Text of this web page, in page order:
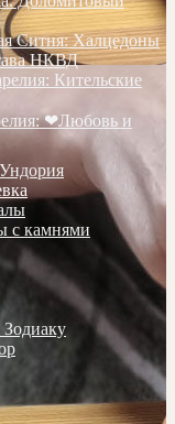
Ситня: Халцедоны
НКВД
Кительские
❤Любовь и
с камнями